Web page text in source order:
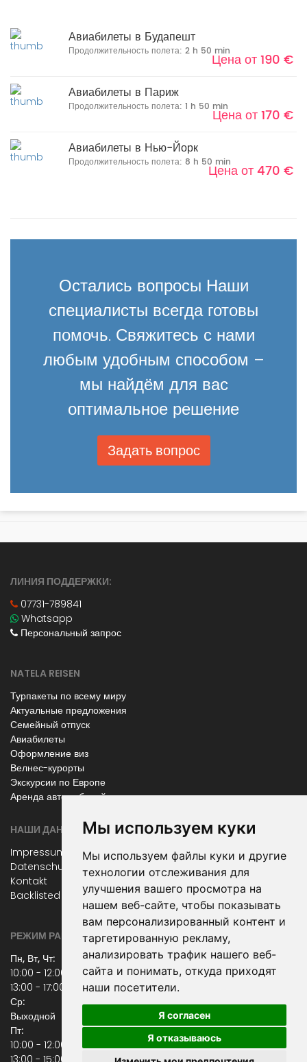
Мы используем куки
Мы используем файлы куки и другие
технологии отслеживания для
улучшения вашего просмотра на
нашем веб-сайте, чтобы показывать
вам персонализированный контент и
таргетированную рекламу,
анализировать трафик нашего веб-
сайта и понимать, откуда приходят
наши посетители.
Я согласен
Я отказываюсь
Авиабилеты в Будапешт
Продолжительность полета: 2 h 50 minЦена от 190 €
Авиабилеты в Париж
Продолжительность полета: 1 h 50 minЦена от 170 €
Авиабилеты в Нью-Йорк
Продолжительность полета: 8 h 50 minЦена от 470 €
Остались вопросы Наши
специалисты всегда готовы
помочь. Свяжитесь с нами
любым удобным способом –
мы найдём для вас
оптимальное решение
Задать вопрос
ЛИНИЯ ПОДДЕРЖКИ:
07731-789841
Whatsapp
Персональный запрос
NATELA REISEN
Турпакеты по всему миру
Актуальные предложения
Семейный отпуск
Авиабилеты
Оформление виз
Велнес-курорты
Экскурсии по Европе
Аренда автомобилей
НАШИ ДАННЫЕ
Impressum
Datenschutz
Kontakt
Backlisted Airllines
РЕЖИМ РАБОТЫ
Пн, Вт, Чт:
10:00 - 12:00 часов
13:00 - 17:00 часов
Ср:
Выходной
Пт:
10:00 - 12:00 часов
13:00 - 15:00 часов